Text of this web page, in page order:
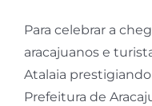
Para celebrar a
aracajuanos e
Atalaia
Prefeitura de